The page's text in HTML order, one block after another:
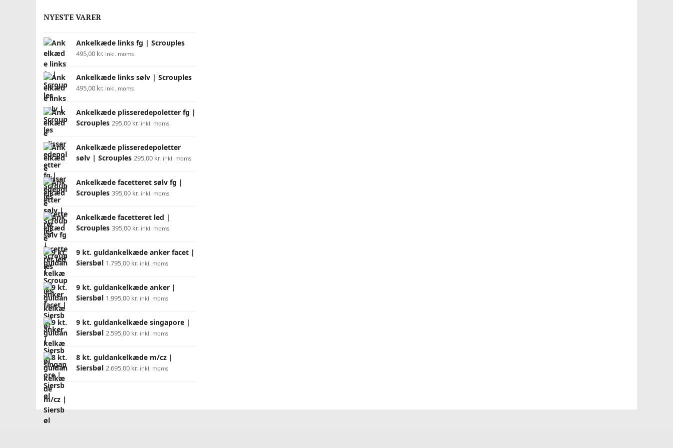
NYESTE VARER
Ankelkæde links fg | Scrouples
495,00 kr. inkl. moms
Ankelkæde links sølv | Scrouples
495,00 kr. inkl. moms
Ankelkæde plisseredepoletter fg |
Scrouples 295,00 kr. inkl. moms
Ankelkæde plisseredepoletter
sølv | Scrouples 295,00 kr. inkl. moms
Ankelkæde facetteret sølv fg |
Scrouples 395,00 kr. inkl. moms
Ankelkæde facetteret led |
Scrouples 395,00 kr. inkl. moms
9 kt. guldankelkæde anker facet |
Siersbøl 1.795,00 kr. inkl. moms
9 kt. guldankelkæde anker |
Siersbøl 1.995,00 kr. inkl. moms
9 kt. guldankelkæde singapore |
Siersbøl 2.595,00 kr. inkl. moms
8 kt. guldankelkæde m/cz |
Siersbøl 2.695,00 kr. inkl. moms